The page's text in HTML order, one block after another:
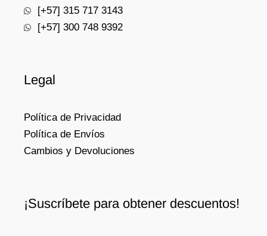
[+57] 315 717 3143
[+57] 300 748 9392
Legal
Política de Privacidad
Política de Envíos
Cambios y Devoluciones
¡Suscríbete para obtener descuentos!